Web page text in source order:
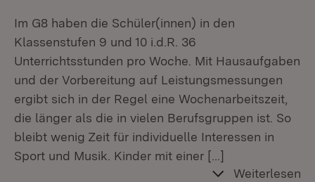
Im G8 haben die Schüler(innen) in den
Klassenstufen 9 und 10 i.d.R. 36
Unterrichtsstunden pro Woche. Mit Hausaufgaben
und der Vorbereitung auf Leistungsmessungen
ergibt sich in der Regel eine Wochenarbeitszeit,
die länger als die in vielen Berufsgruppen ist. So
bleibt wenig Zeit für individuelle Interessen in
Sport und Musik. Kinder mit einer […]
Weiterlesen